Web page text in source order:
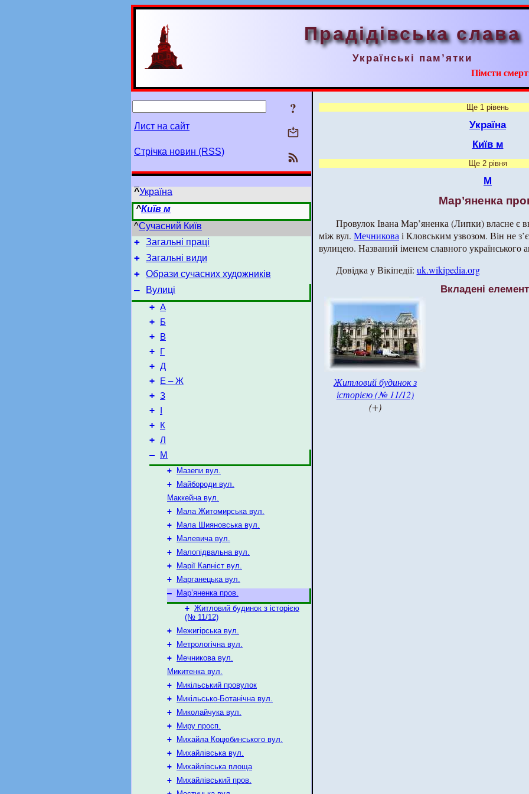
Прадідівська слава
Українські пам’ятки
Пімсти
?
Лист на сайт
Стрічка новин (RSS)
^Україна
^Київ м
^Сучасний Київ
+ Загальні праці
+ Загальні види
+ Образи сучасних художників
–
Вулиці
+ А
+ Б
+ В
+ Г
+ Д
+ Е – Ж
+ З
+
+ К
+ Л
– М
+
Мазепи вул.
+
Майбороди вул.
Маккейна вул.
+
Мала Житомирська вул.
+
Мала Шияновська вул.
+
Малевича вул.
+
Малопідвальна вул.
+
Марії Капніст вул.
+
Марганецька вул.
–
Мар’яненка пров.
+ Житловий будинок з історією
(№ 11/12)
+
Межигірська вул.
+
Метрологічна вул.
+
Мечникова вул.
Микитенка вул.
+
Микільський провулок
+
Микільсько-Ботанічна вул.
+
Миколайчука вул.
+
Миру просп.
+
Михайла Коцюбинського вул.
+
Михайлівська вул.
+
Михайлівська площа
+
Михайлівський пров.
Ще 1 рівень
Україна
Київ м
Ще 2 рівня
М
Мар’яненка
Провулок Івана Мар’яненка (Липки) власне є
між вул. Мечникова і Кловським узвозом. Він не
вулицею. Названий іменем славного українського
Довідка у Вікіпедії: uk.wikipedia.org
Вкладені
Житловий будинок з
історією (№ 11/12)
(+)